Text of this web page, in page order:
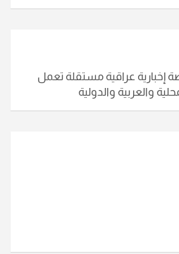
إخبارية عراقية مستقلة تعمل
والعربية والدولية